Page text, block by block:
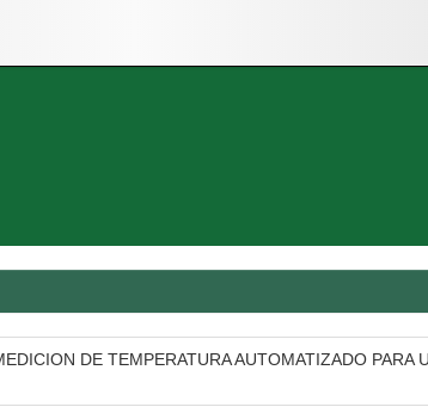
DE TEMPERATURA AUTOMATIZADO PARA